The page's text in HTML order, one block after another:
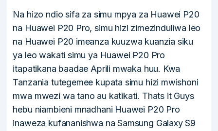
Na hizo ndio sifa za simu mpya za Huawei P20
na Huawei P20 Pro, simu hizi zimezinduliwa leo
na Huawei P20 imeanza kuuzwa kuanzia siku
ya leo wakati simu ya Huawei P20 Pro
itapatikana baadae Aprili mwaka huu. Kwa
Tanzania tutegemee kupata simu hizi mwishoni
mwa mwezi wa tano au katikati. Thats it Guys
hebu niambieni mnadhani Huawei P20 Pro
inaweza kufananishwa na Samsung Galaxy S9